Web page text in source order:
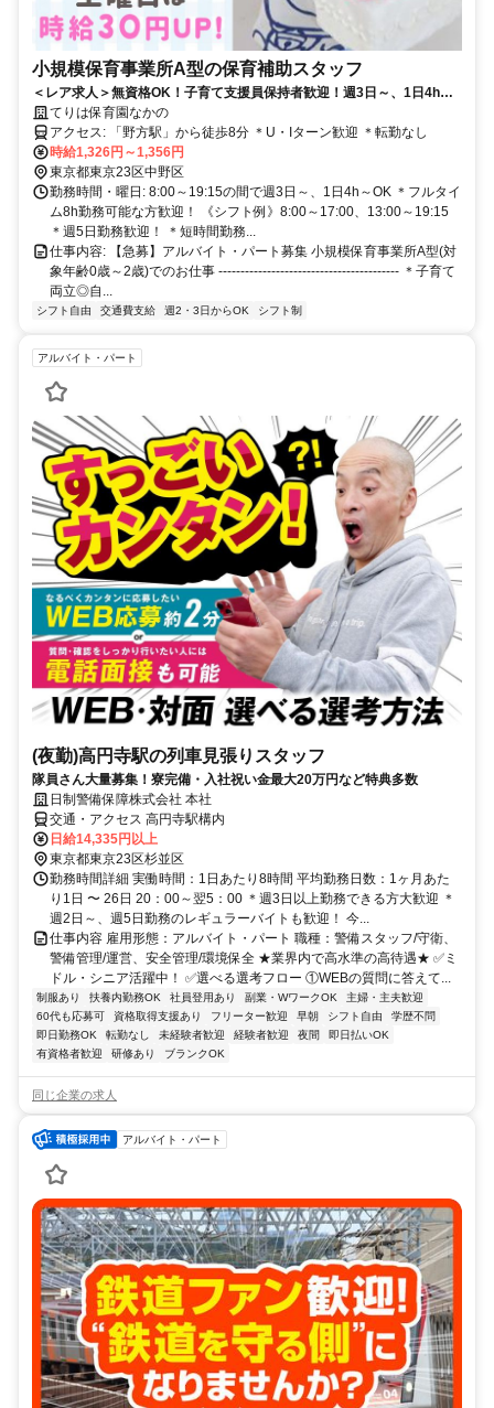
小規模保育事業所A型の保育補助スタッフ
＜レア求人＞無資格OK！子育て支援員保持者歓迎！週3日～、1日4h～
OK✨✅未経験OK✅土曜は時給30円UP✅フルタイム歓迎
てりは保育園なかの
アクセス: 「野方駅」から徒歩8分 ＊U・Iターン歓迎 ＊転勤なし
時給1,326円～1,356円
東京都東京23区中野区
勤務時間・曜日: 8:00～19:15の間で週3日～、1日4h～OK ＊フルタイ
ム8h勤務可能な方歓迎！ 《シフト例》8:00～17:00、13:00～19:15
＊週5日勤務歓迎！ ＊短時間勤務...
仕事内容: 【急募】アルバイト・パート募集 小規模保育事業所A型(対
象年齢0歳～2歳)でのお仕事 ----------------------------------------- ＊子育て
両立◎自...
シフト自由 交通費支給 週2・3日からOK シフト制
アルバイト・パート
(夜勤)高円寺駅の列車見張りスタッフ
隊員さん大量募集！寮完備・入社祝い金最大20万円など特典多数
日制警備保障株式会社 本社
交通・アクセス 高円寺駅構内
日給14,335円以上
東京都東京23区杉並区
勤務時間詳細 実働時間：1日あたり8時間 平均勤務日数：1ヶ月あた
り1日 〜 26日 20：00～翌5：00 ＊週3日以上勤務できる方大歓迎 ＊
週2日～、週5日勤務のレギュラーバイトも歓迎！ 今...
仕事内容 雇用形態：アルバイト・パート 職種：警備スタッフ/守衛、
警備管理/運営、安全管理/環境保全 ★業界内で高水準の高待遇★ ✅ミ
ドル・シニア活躍中！ ✅選べる選考フロー ①WEBの質問に答えて...
制服あり 扶養内勤務OK 社員登用あり 副業・WワークOK
主婦・主夫歓迎
60代も応募可
資格取得支援あり フリーター歓迎 早朝 シフト自由
学歴不問
即日勤務OK
転勤なし 未経験者歓迎 経験者歓迎 夜間
即日払いOK
有資格者歓迎
研修あり ブランクOK
同じ企業の求人
アルバイト・パート